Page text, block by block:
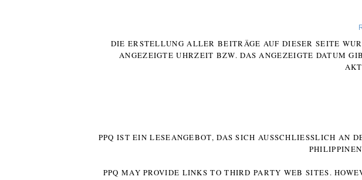
DIE ERSTELLUNG ALLER BEITRÄGE AUF DIESER SEITE
ANGEZEIGTE UHRZEIT BZW. DAS ANGEZEIGTE DATUM
PPQ IST EIN LESEANGEBOT, DAS SICH AUSSCHLIESSLICH AN
HILIPPINEN
PPQ MAY PROVIDE LINKS TO THIRD PARTY WEB SITES.